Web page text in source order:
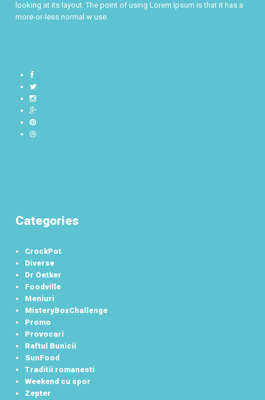
looking at its layout. The point of using Lorem Ipsum is that it has a
more-or-less normal w use.
Categories
CrockPot
Diverse
Dr Oetker
Foodville
Meniuri
MisteryBoxChallenge
Promo
Provocari
Raftul Bunicii
SunFood
Traditii romanesti
Weekend cu spor
Zepter